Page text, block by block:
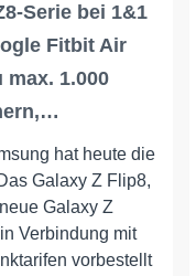
Serie bei 1&1
Fitbit Air
max. 1.000
hat heute die
Galaxy Z Flip8,
Galaxy Z
Verbindung mit
vorbestellt